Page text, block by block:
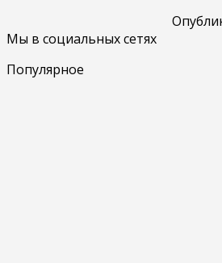
Мы в социальных сетях
Популярное